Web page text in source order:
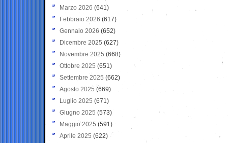
Marzo 2026 (641)
Febbraio 2026 (617)
Gennaio 2026 (652)
Dicembre 2025 (627)
Novembre 2025 (668)
Ottobre 2025 (651)
Settembre 2025 (662)
Agosto 2025 (669)
Luglio 2025 (671)
Giugno 2025 (573)
Maggio 2025 (591)
Aprile 2025 (622)